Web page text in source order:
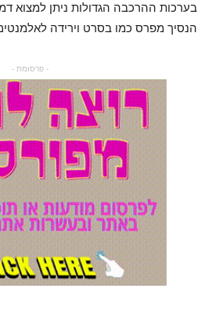
בערכות ההרכבה הגדולות ניתן למצוא
הנסיך מפרס כמו בסרט וירידה
- פרסומת -